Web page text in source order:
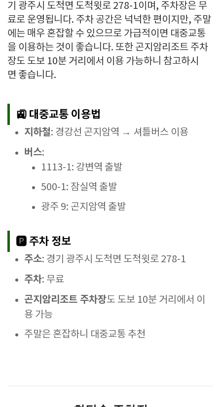
기 광주시 도척면 도척윗로 278-1이며, 주차장은 무
료로 운영됩니다. 주차 공간은 넉넉한 편이지만, 주말
에는 매우 혼잡할 수 있으므로 가급적이면 대중교통
을 이용하는 것이 좋습니다. 또한 곤지암리조트 주차
장도 도보 10분 거리에서 이용 가능하니 참고하시
면 좋습니다.
🚉 대중교통 이용법
지하철: 경강선 곤지암역 → 셔틀버스 이용
버스:
1113-1: 강변역 출발
500-1: 잠실역 출발
광주 9: 곤지암역 출발
🅿️ 주차 정보
주소: 경기 광주시 도척면 도척윗로 278-1
주차: 무료
곤지암리조트 주차장도 도보 10분 거리에서 이
용 가능
주말은 혼잡하니 대중교통 추천